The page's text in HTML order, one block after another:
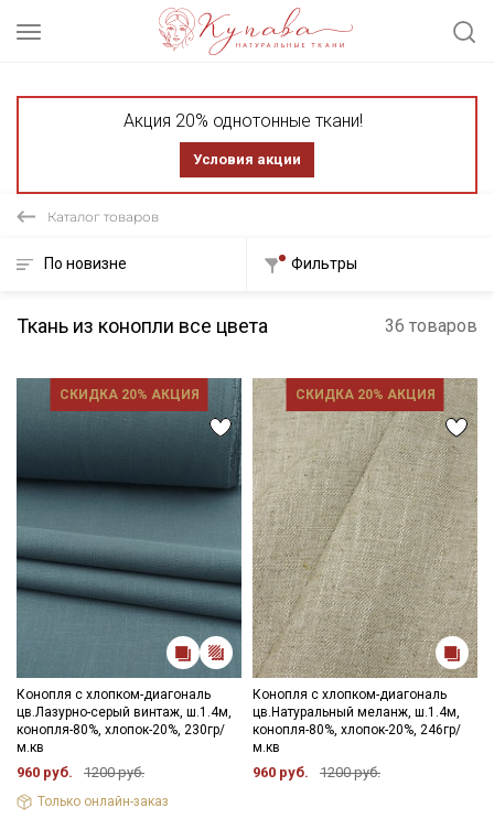
Акция 20% однотонные ткани!
Условия акции
Каталог товаров
По новизне Фильтры
Ткань из конопли все цвета 36 товаров
СКИДКА 20% АКЦИЯ
Конопля с хлопком-диагональ
цв.Лазурно-серый винтаж, ш.1.4м,
конопля-80%, хлопок-20%, 230гр/
м.кв
960 руб. 1200 руб.
Только онлайн-заказ
СКИДКА 20% АКЦИЯ
Конопля с хлопком-диагональ
цв.Натуральный меланж, ш.1.4м,
конопля-80%, хлопок-20%, 246гр/
м.кв
960 руб. 1200 руб.